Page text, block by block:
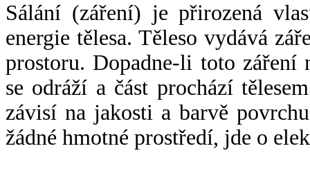
Sálání (záření) je přirozená
energie tělesa. Těleso vydává
prostoru. Dopadne-li toto záření
se odráží a část prochází
závisí na jakosti a barvě
žádné hmotné prostředí, jde o